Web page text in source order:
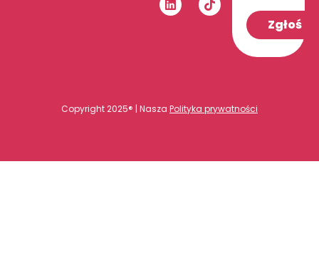
Zgłoś
Copyright 2025® | Nasza Polityka prywatności